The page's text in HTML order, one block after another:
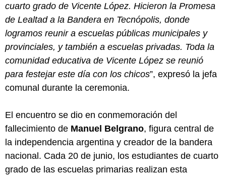
cuarto grado de Vicente López. Hicieron la Promesa
de Lealtad a la Bandera en Tecnópolis, donde
logramos reunir a escuelas públicas municipales y
provinciales, y también a escuelas privadas. Toda la
comunidad educativa de Vicente López se reunió
para festejar este día con los chicos”, expresó la jefa
comunal durante la ceremonia.
El encuentro se dio en conmemoración del
fallecimiento de Manuel Belgrano, figura central de
la independencia argentina y creador de la bandera
nacional. Cada 20 de junio, los estudiantes de cuarto
grado de las escuelas primarias realizan esta